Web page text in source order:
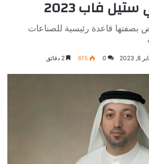
فاب 2023
قاعدة رئيسية للصناعات
2023
0
615